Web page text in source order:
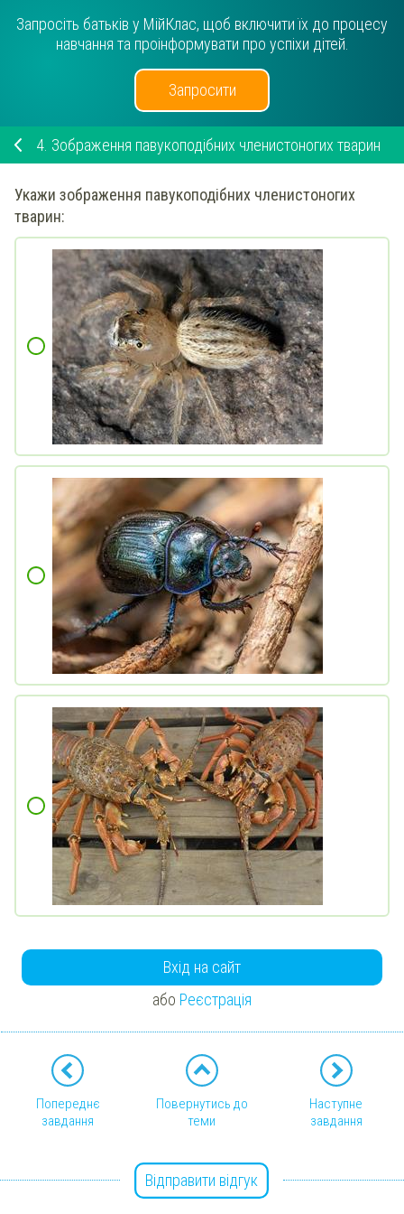
Запросіть батьків у МійКлас, щоб включити їх до процесу
навчання та проінформувати про успіхи дітей.
Запросити
4. Зображення павукоподібних членистоногих тварин
Укажи зображення павукоподібних членистоногих
тварин:
Вхід на сайт
або Реєстрація
Попереднє
завдання
Повернутись до
теми
Наступне
завдання
Відправити відгук